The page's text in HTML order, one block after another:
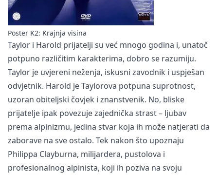
Poster K2: Krajnja visina
Taylor i Harold prijatelji su već mnogo godina i, unatoč
potpuno različitim karakterima, dobro se razumiju.
Taylor je uvjereni neženja, iskusni zavodnik i uspješan
odvjetnik. Harold je Taylorova potpuna suprotnost,
uzoran obiteljski čovjek i znanstvenik. No, bliske
prijatelje ipak povezuje zajednička strast – ljubav
prema alpinizmu, jedina stvar koja ih može natjerati da
zaborave na sve ostalo. Tek nakon što upoznaju
Philippa Clayburna, milijardera, pustolova i
profesionalnog alpinista, koji ih poziva na svoju